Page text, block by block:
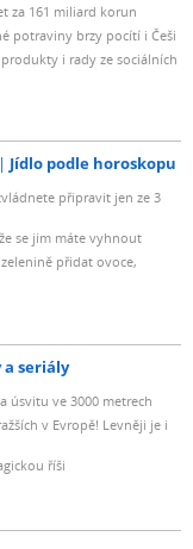
za 161 miliard korun
potraviny brzy pocítí i Češi
i rady ze sociálních
Jídlo podle horoskopu
připravit jen ze 3
se jim máte vyhnout
přidat ovoce,
seriály
úsvitu ve 3000 metrech
v Evropě! Levněji je i
říši